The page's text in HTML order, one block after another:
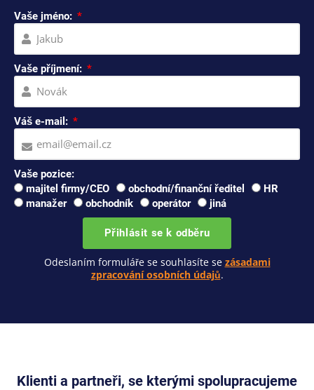
Vaše jméno:
Vaše příjmení:
Váš e-mail:
Vaše pozice:
majitel firmy/CEO
obchodní/finanční ředitel
HR
manažer
obchodník operátor jiná
Přihlásit se k odběru
Odeslaním formuláře se souhlasíte se zásadami
zpracování osobních údajů.
Klienti a partneři, se kterými spolupracujeme